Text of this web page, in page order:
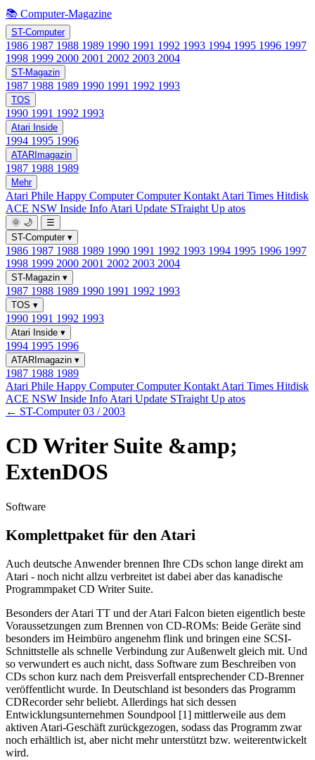
📚 Computer-Magazine
ST-Computer
1986 1987 1988 1989 1990 1991 1992 1993 1994 1995 1996 1997
1998 1999 2000 2001 2002 2003 2004
ST-Magazin
1987 1988 1989 1990 1991 1992 1993
TOS
1990 1991 1992 1993
Atari Inside
1994 1995 1996
ATARImagazin
1987 1988 1989
Mehr
Atari Phile Happy ComputerComputer Kontakt Atari Times Hitdisk
ACE NSW Inside Info Atari Update STraight Up atos
🌞 🌙
☰
ST-Computer ▾
1986 1987 1988 1989 1990 1991 1992 1993 1994 1995 1996 1997
1998 1999 2000 2001 2002 2003 2004
ST-Magazin ▾
1987 1988 1989 1990 1991 1992 1993
TOS ▾
1990 1991 1992 1993
Atari Inside ▾
1994 1995 1996
ATARImagazin ▾
1987 1988 1989
Atari Phile Happy ComputerComputer Kontakt Atari Times Hitdisk
ACE NSW Inside Info Atari Update STraight Up atos
← ST-Computer 03 / 2003
CD Writer Suite &amp;
ExtenDOS
Software
Komplettpaket für den Atari
Auch deutsche Anwender brennen Ihre CDs schon lange direkt am
Atari - noch nicht allzu verbreitet ist dabei aber das kanadische
Programmpaket CD Writer Suite.
Besonders der Atari TT und der Atari Falcon bieten eigentlich beste
Voraussetzungen zum Brennen von CD-ROMs: Beide Geräte sind
besonders im Heimbüro angenehm flink und bringen eine SCSI-
Schnittstelle als schnelle Verbindung zur Außenwelt gleich mit. Und
so verwundert es auch nicht, dass Software zum Beschreiben von
CDs schon kurz nach dem Preisverfall entsprechender CD-Brenner
veröffentlicht wurde. In Deutschland ist besonders das Programm
CDRecorder sehr beliebt. Allerdings hat sich dessen
Entwicklungsunternehmen Soundpool [1] mittlerweile aus dem
aktiven Atari-Geschäft zurückgezogen, sodass das Programm zwar
noch erhältlich ist, aber nicht mehr unterstützt bzw. weiterentwickelt
wird.